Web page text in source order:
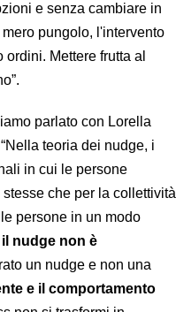
e senza cambiare in
pungolo, l'intervento
Mettere frutta al
parlato con Lorella
teoria dei nudge, i
in cui le persone
che per la collettività
persone in un modo
nudge non è
un nudge e non una
e il comportamento